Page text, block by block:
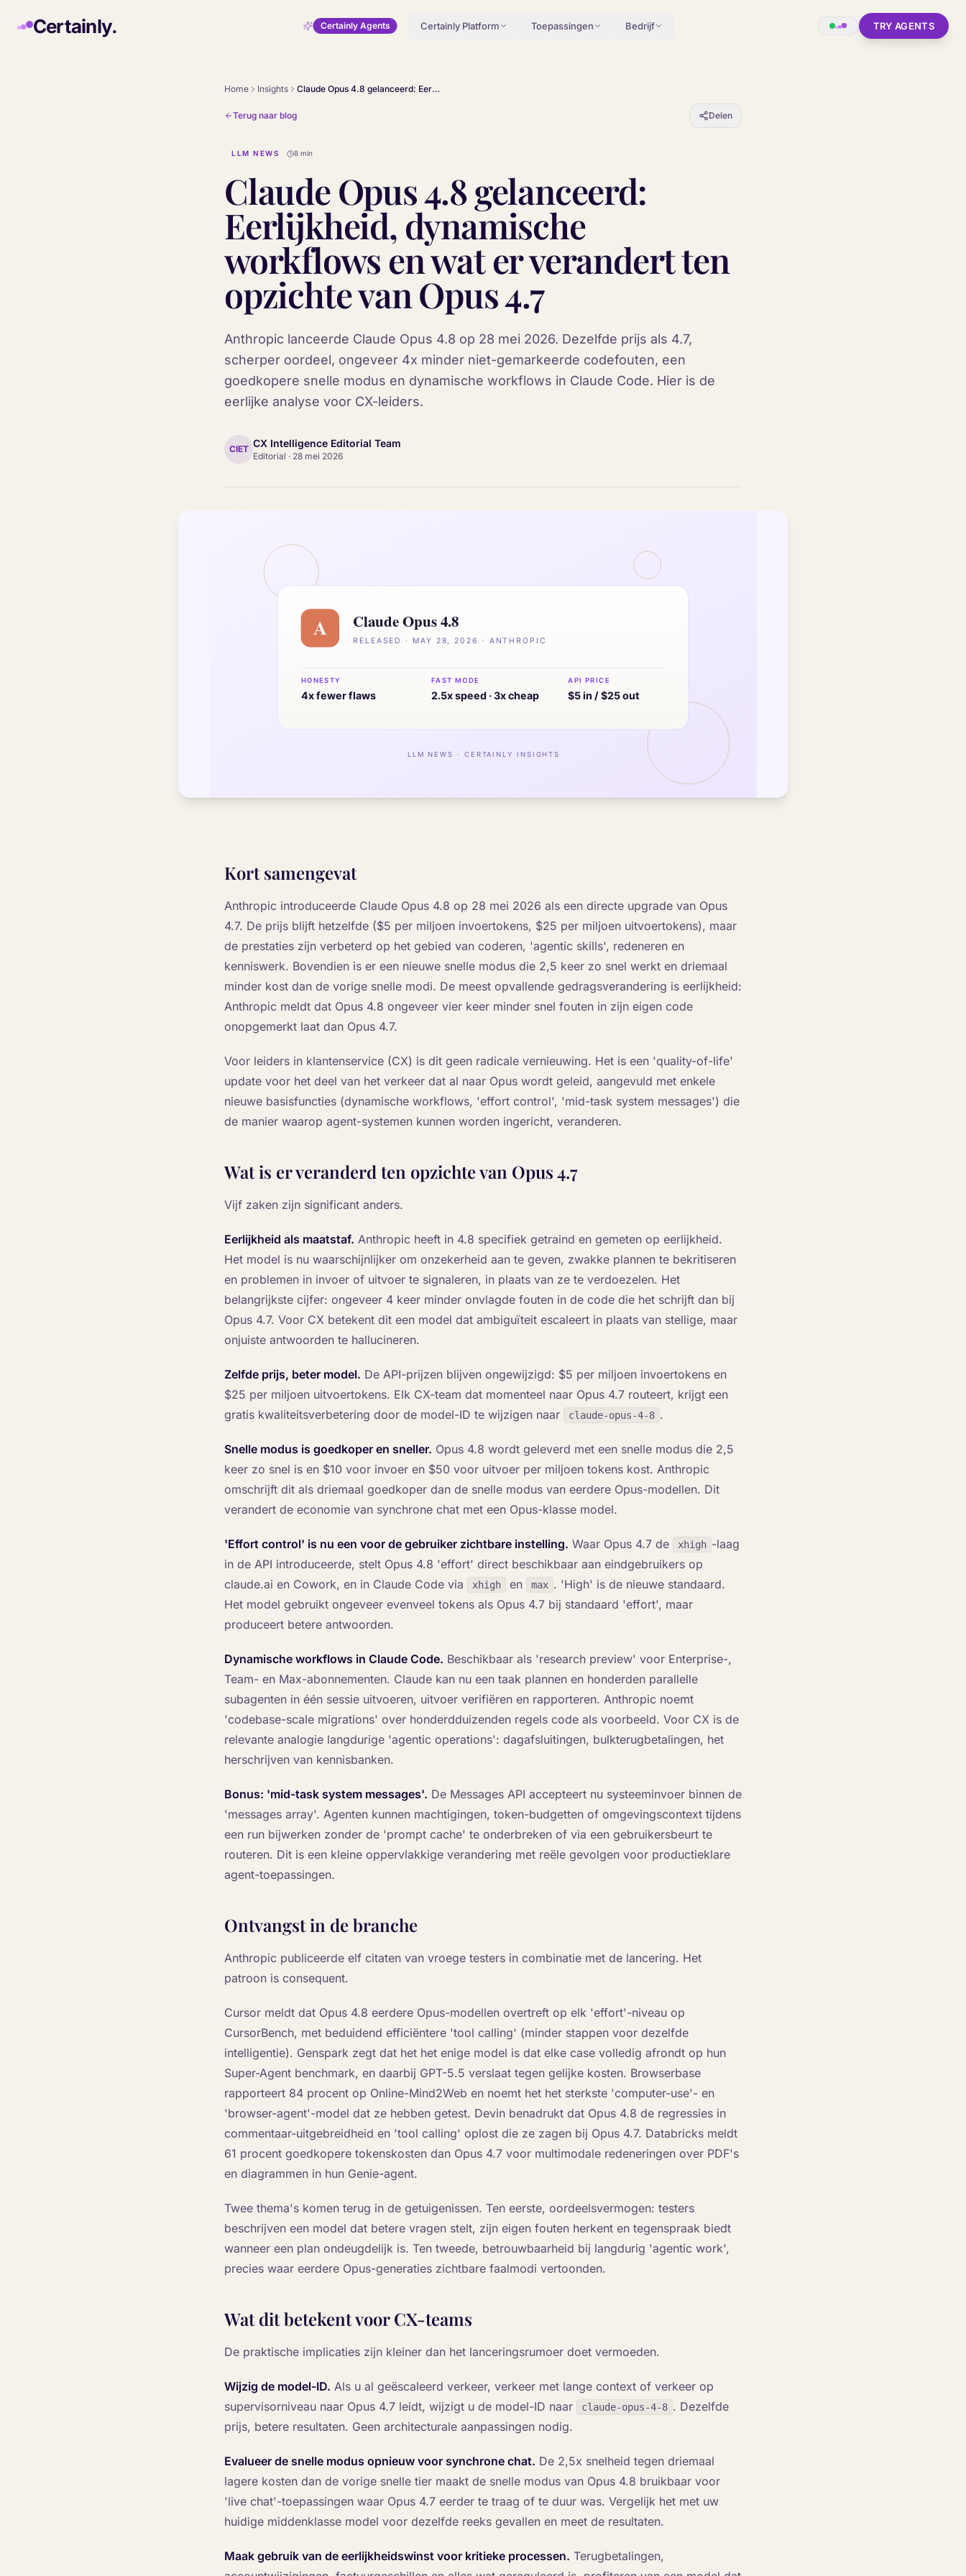
Certainly. Certainly Agents Certainly Platform Toepassingen Bedrijf TRY AGENTS
Home Insights Claude Opus 4.8 gelanceerd: Eerlijkheid, dynamische workflows en wat er verandert ten opzichte van Opus 4.7
Terug naar blog Delen
LLM NEWS 8 min
Claude Opus 4.8 gelanceerd:
Eerlijkheid, dynamische
workflows en wat er verandert ten
opzichte van Opus 4.7
Anthropic lanceerde Claude Opus 4.8 op 28 mei 2026. Dezelfde prijs als 4.7,
scherper oordeel, ongeveer 4x minder niet-gemarkeerde codefouten, een
goedkopere snelle modus en dynamische workflows in Claude Code. Hier is de
eerlijke analyse voor CX-leiders.
CIET CX Intelligence Editorial Team
Editorial · 28 mei 2026
Kort samengevat
Anthropic introduceerde Claude Opus 4.8 op 28 mei 2026 als een directe upgrade van Opus
4.7. De prijs blijft hetzelfde ($5 per miljoen invoertokens, $25 per miljoen uitvoertokens), maar
de prestaties zijn verbeterd op het gebied van coderen, 'agentic skills', redeneren en
kenniswerk. Bovendien is er een nieuwe snelle modus die 2,5 keer zo snel werkt en driemaal
minder kost dan de vorige snelle modi. De meest opvallende gedragsverandering is eerlijkheid:
Anthropic meldt dat Opus 4.8 ongeveer vier keer minder snel fouten in zijn eigen code
onopgemerkt laat dan Opus 4.7.
Voor leiders in klantenservice (CX) is dit geen radicale vernieuwing. Het is een 'quality-of-life'
update voor het deel van het verkeer dat al naar Opus wordt geleid, aangevuld met enkele
nieuwe basisfuncties (dynamische workflows, 'effort control', 'mid-task system messages') die
de manier waarop agent-systemen kunnen worden ingericht, veranderen.
Wat is er veranderd ten opzichte van Opus 4.7
Vijf zaken zijn significant anders.
Eerlijkheid als maatstaf. Anthropic heeft in 4.8 specifiek getraind en gemeten op eerlijkheid.
Het model is nu waarschijnlijker om onzekerheid aan te geven, zwakke plannen te bekritiseren
en problemen in invoer of uitvoer te signaleren, in plaats van ze te verdoezelen. Het
belangrijkste cijfer: ongeveer 4 keer minder onvlagde fouten in de code die het schrijft dan bij
Opus 4.7. Voor CX betekent dit een model dat ambiguïteit escaleert in plaats van stellige, maar
onjuiste antwoorden te hallucineren.
Zelfde prijs, beter model. De API-prijzen blijven ongewijzigd: $5 per miljoen invoertokens en
$25 per miljoen uitvoertokens. Elk CX-team dat momenteel naar Opus 4.7 routeert, krijgt een
gratis kwaliteitsverbetering door de model-ID te wijzigen naar
claude-opus-4-8 .
Snelle modus is goedkoper en sneller. Opus 4.8 wordt geleverd met een snelle modus die 2,5
keer zo snel is en $10 voor invoer en $50 voor uitvoer per miljoen tokens kost. Anthropic
omschrijft dit als driemaal goedkoper dan de snelle modus van eerdere Opus-modellen. Dit
verandert de economie van synchrone chat met een Opus-klasse model.
'Effort control' is nu een voor de gebruiker zichtbare instelling. Waar Opus 4.7 de xhigh -laag
in de API introduceerde, stelt Opus 4.8 'effort' direct beschikbaar aan eindgebruikers op
claude.ai en Cowork, en in Claude Code via
xhigh en max . 'High' is de nieuwe standaard.
Het model gebruikt ongeveer evenveel tokens als Opus 4.7 bij standaard 'effort', maar
produceert betere antwoorden.
Dynamische workflows in Claude Code. Beschikbaar als 'research preview' voor Enterprise-,
Team- en Max-abonnementen. Claude kan nu een taak plannen en honderden parallelle
subagenten in één sessie uitvoeren, uitvoer verifiëren en rapporteren. Anthropic noemt
'codebase-scale migrations' over honderdduizenden regels code als voorbeeld. Voor CX is de
relevante analogie langdurige 'agentic operations': dagafsluitingen, bulkterugbetalingen, het
herschrijven van kennisbanken.
Bonus: 'mid-task system messages'. De Messages API accepteert nu systeeminvoer binnen de
'messages array'. Agenten kunnen machtigingen, token-budgetten of omgevingscontext tijdens
een run bijwerken zonder de 'prompt cache' te onderbreken of via een gebruikersbeurt te
routeren. Dit is een kleine oppervlakkige verandering met reële gevolgen voor productieklare
agent-toepassingen.
Ontvangst in de branche
Anthropic publiceerde elf citaten van vroege testers in combinatie met de lancering. Het
patroon is consequent.
Cursor meldt dat Opus 4.8 eerdere Opus-modellen overtreft op elk 'effort'-niveau op
CursorBench, met beduidend efficiëntere 'tool calling' (minder stappen voor dezelfde
intelligentie). Genspark zegt dat het het enige model is dat elke case volledig afrondt op hun
Super-Agent benchmark, en daarbij GPT-5.5 verslaat tegen gelijke kosten. Browserbase
rapporteert 84 procent op Online-Mind2Web en noemt het het sterkste 'computer-use'- en
'browser-agent'-model dat ze hebben getest. Devin benadrukt dat Opus 4.8 de regressies in
commentaar-uitgebreidheid en 'tool calling' oplost die ze zagen bij Opus 4.7. Databricks meldt
61 procent goedkopere tokenskosten dan Opus 4.7 voor multimodale redeneringen over PDF's
en diagrammen in hun Genie-agent.
Twee thema's komen terug in de getuigenissen. Ten eerste, oordeelsvermogen: testers
beschrijven een model dat betere vragen stelt, zijn eigen fouten herkent en tegenspraak biedt
wanneer een plan ondeugdelijk is. Ten tweede, betrouwbaarheid bij langdurig 'agentic work',
precies waar eerdere Opus-generaties zichtbare faalmodi vertoonden.
Wat dit betekent voor CX-teams
De praktische implicaties zijn kleiner dan het lanceringsrumoer doet vermoeden.
Wijzig de model-ID. Als u al geëscaleerd verkeer, verkeer met lange context of verkeer op
supervisorniveau naar Opus 4.7 leidt, wijzigt u de model-ID naar
claude-opus-4-8 . Dezelfde
prijs, betere resultaten. Geen architecturale aanpassingen nodig.
Evalueer de snelle modus opnieuw voor synchrone chat. De 2,5x snelheid tegen driemaal
lagere kosten dan de vorige snelle tier maakt de snelle modus van Opus 4.8 bruikbaar voor
'live chat'-toepassingen waar Opus 4.7 eerder te traag of te duur was. Vergelijk het met uw
huidige middenklasse model voor dezelfde reeks gevallen en meet de resultaten.
Maak gebruik van de eerlijkheidswinst voor kritieke processen. Terugbetalingen,